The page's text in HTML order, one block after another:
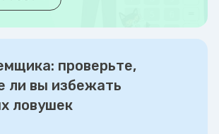
проверьте,
ли вы избежать
ловушек